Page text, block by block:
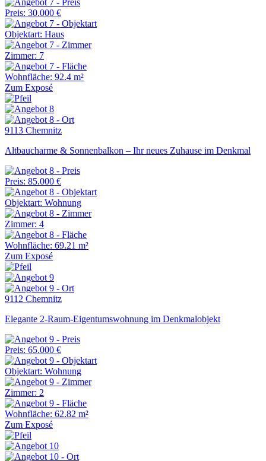
Preis: 30.000 €
Objektart: Haus
Zimmer: 7
Wohnfläche: 92.4 m²
Zum Exposé
9113 Chemnitz
Altbaucharme & Sonnenbalkon – Ihr neues Zuhause im Denkmal
Preis: 85.000 €
Objektart: Wohnung
Zimmer: 4
Wohnfläche: 69.21 m²
Zum Exposé
9112 Chemnitz
Elegante 2-Raum-Eigentumswohnung im Denkmalobjekt
Preis: 65.000 €
Objektart: Wohnung
Zimmer: 2
Wohnfläche: 62.82 m²
Zum Exposé